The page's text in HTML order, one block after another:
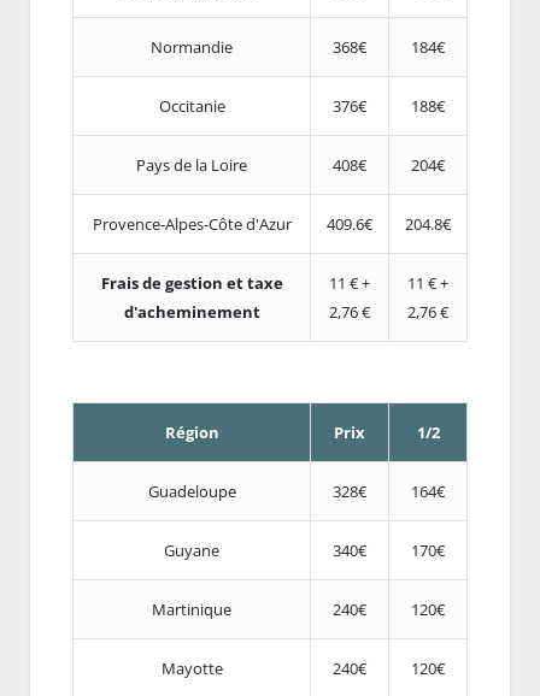
Normandie 368€ 184€
Occitanie 376€ 188€
Pays de la Loire 408€ 204€
Provence-Alpes-Côte d'Azur 409.6€ 204.8€
Frais de gestion et taxe
d'acheminement
11 € +
2,76 €
11 € +
2,76 €
Région Prix 1/2
Guadeloupe 328€ 164€
Guyane 340€ 170€
Martinique 240€ 120€
Mayotte 240€ 120€